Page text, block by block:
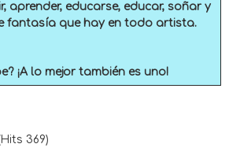
aprender, educarse, educar, soñar y
fantasía que hay en todo artista.
¡A lo mejor también es uno!
369)